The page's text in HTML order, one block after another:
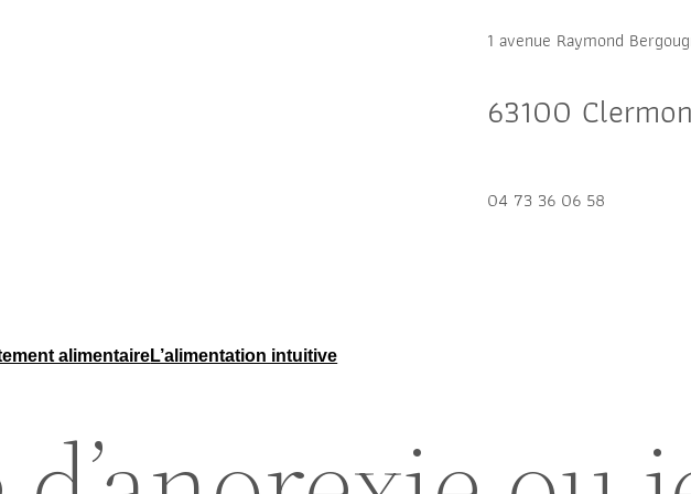
1 avenue Raymond
63100
04 73 36 06 58
alimentaireL’alimentation intuitive